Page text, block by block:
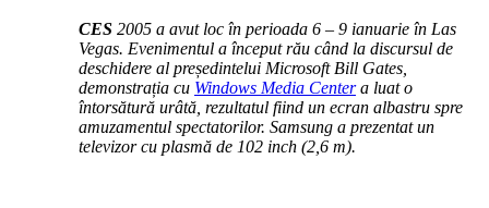
CES 2005 a avut loc în perioada 6 – 9 ianuarie în Las
Vegas. Evenimentul a început rău când la discursul de
deschidere al președintelui Microsoft Bill Gates,
demonstrația cu Windows Media Centera luat o
întorsătură urâtă, rezultatul fiind un ecran albastru spre
amuzamentul spectatorilor. Samsung a prezentat un
televizor cu plasmă de 102 inch (2,6 m).